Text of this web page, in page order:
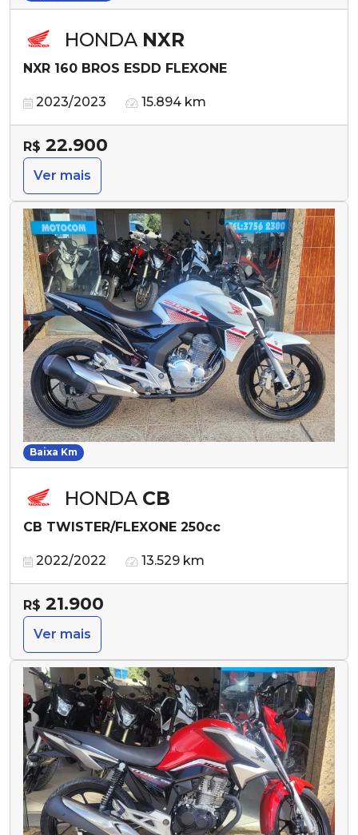
HONDA NXR
NXR 160 BROS ESDD FLEXONE
2023/2023 15.894 km
R$ 22.900
Ver mais
Baixa Km
HONDA CB
CB TWISTER/FLEXONE 250cc
2022/2022 13.529 km
R$ 21.900
Ver mais